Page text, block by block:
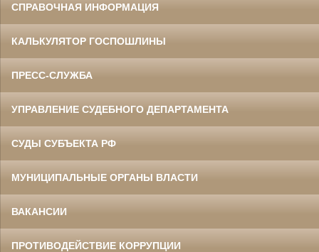
СПРАВОЧНАЯ ИНФОРМАЦИЯ
КАЛЬКУЛЯТОР ГОСПОШЛИНЫ
ПРЕСС-СЛУЖБА
УПРАВЛЕНИЕ СУДЕБНОГО ДЕПАРТАМЕНТА
СУДЫ СУБЪЕКТА РФ
МУНИЦИПАЛЬНЫЕ ОРГАНЫ ВЛАСТИ
ВАКАНСИИ
ПРОТИВОДЕЙСТВИЕ КОРРУПЦИИ